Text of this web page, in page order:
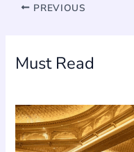
PREVIOUS
Must Read